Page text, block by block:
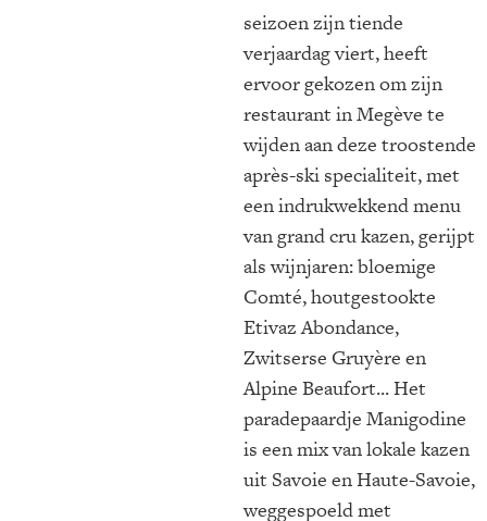
seizoen zijn tiende
verjaardag viert, heeft
ervoor gekozen om zijn
restaurant in Megève te
wijden aan deze troostende
après-ski specialiteit, met
een indrukwekkend menu
van grand cru kazen, gerijpt
als wijnjaren: bloemige
Comté, houtgestookte
Etivaz Abondance,
Zwitserse Gruyère en
Alpine Beaufort... Het
paradepaardje Manigodine
is een mix van lokale kazen
uit Savoie en Haute-Savoie,
weggespoeld met